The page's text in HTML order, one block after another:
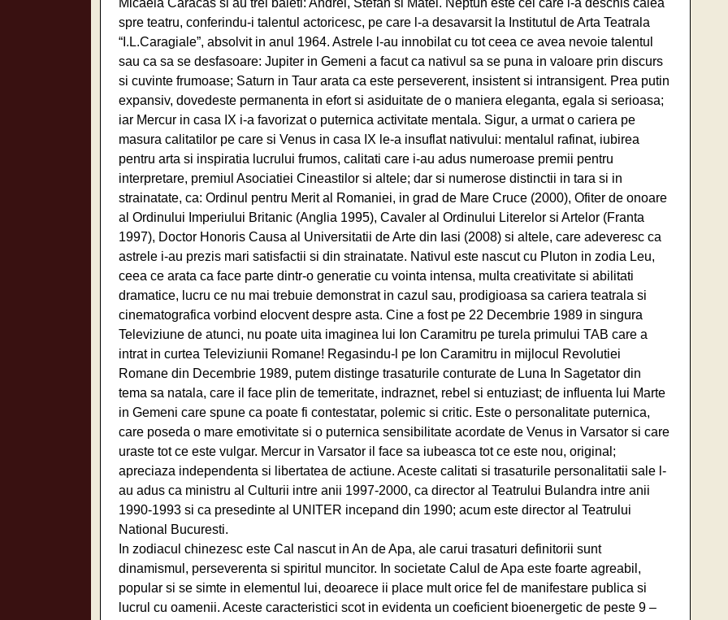
Micaela Caracas si au trei baieti: Andrei, Stefan si Matei. Neptun este cel care i-a deschis calea
spre teatru, conferindu-i talentul actoricesc, pe care l-a desavarsit la Institutul de Arta Teatrala
“I.L.Caragiale”, absolvit in anul 1964. Astrele l-au innobilat cu tot ceea ce avea nevoie talentul
sau ca sa se desfasoare: Jupiter in Gemeni a facut ca nativul sa se puna in valoare prin discurs
si cuvinte frumoase; Saturn in Taur arata ca este perseverent, insistent si intransigent. Prea putin
expansiv, dovedeste permanenta in efort si asiduitate de o maniera eleganta, egala si serioasa;
iar Mercur in casa IX i-a favorizat o puternica activitate mentala. Sigur, a urmat o cariera pe
masura calitatilor pe care si Venus in casa IX le-a insuflat nativului: mentalul rafinat, iubirea
pentru arta si inspiratia lucrului frumos, calitati care i-au adus numeroase premii pentru
interpretare, premiul Asociatiei Cineastilor si altele; dar si numerose distinctii in tara si in
strainatate, ca: Ordinul pentru Merit al Romaniei, in grad de Mare Cruce (2000), Ofiter de onoare
al Ordinului Imperiului Britanic (Anglia 1995), Cavaler al Ordinului Literelor si Artelor (Franta
1997), Doctor Honoris Causa al Universitatii de Arte din Iasi (2008) si altele, care adeveresc ca
astrele i-au prezis mari satisfactii si din strainatate. Nativul este nascut cu Pluton in zodia Leu,
ceea ce arata ca face parte dintr-o generatie cu vointa intensa, multa creativitate si abilitati
dramatice, lucru ce nu mai trebuie demonstrat in cazul sau, prodigioasa sa cariera teatrala si
cinematografica vorbind elocvent despre asta. Cine a fost pe 22 Decembrie 1989 in singura
Televiziune de atunci, nu poate uita imaginea lui Ion Caramitru pe turela primului TAB care a
intrat in curtea Televiziunii Romane! Regasindu-l pe Ion Caramitru in mijlocul Revolutiei
Romane din Decembrie 1989, putem distinge trasaturile conturate de Luna In Sagetator din
tema sa natala, care il face plin de temeritate, indraznet, rebel si entuziast; de influenta lui Marte
in Gemeni care spune ca poate fi contestatar, polemic si critic. Este o personalitate puternica,
care poseda o mare emotivitate si o puternica sensibilitate acordate de Venus in Varsator si care
uraste tot ce este vulgar. Mercur in Varsator il face sa iubeasca tot ce este nou, original;
apreciaza independenta si libertatea de actiune. Aceste calitati si trasaturile personalitatii sale l-
au adus ca ministru al Culturii intre anii 1997-2000, ca director al Teatrului Bulandra intre anii
1990-1993 si ca presedinte al UNITER incepand din 1990; acum este director al Teatrului
National Bucuresti.
In zodiacul chinezesc este Cal nascut in An de Apa, ale carui trasaturi definitorii sunt
dinamismul, perseverenta si spiritul muncitor. In societate Calul de Apa este foarte agreabil,
popular si se simte in elementul lui, deoarece ii place mult orice fel de manifestare publica si
lucrul cu oamenii. Aceste caracteristici scot in evidenta un coeficient bioenergetic de peste 9 –